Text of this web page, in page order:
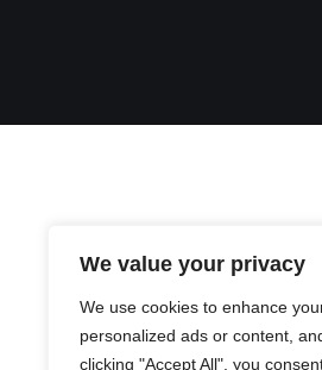
We value your privacy
We use cookies to enhance
personalized ads or content,
clicking "Accept All", you